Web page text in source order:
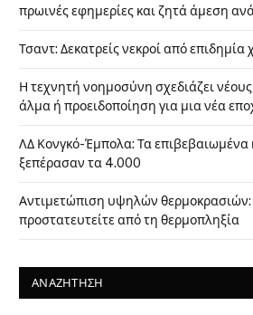
πρωινές εφημερίες και ζητά άμεση
Τσαντ: Δεκατρείς νεκροί από επιδημία
Η τεχνητή νοημοσύνη σχεδιάζει
άλμα ή προειδοποίηση για μια νέα
ΛΔ Κονγκό-Έμπολα: Τα επιβεβαιωμένα
ξεπέρασαν τα 4.000
Αντιμετώπιση υψηλών
προστατευτείτε από τη θερμοπληξία
ΑΝΑΖΗΤΗΣΗ